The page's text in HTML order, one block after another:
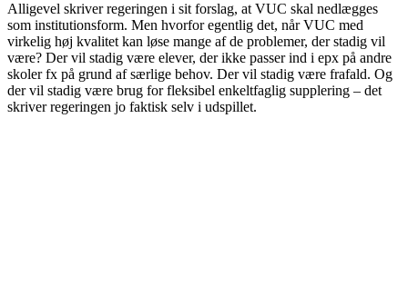
Alligevel skriver regeringen i sit forslag, at VUC skal nedlægges
som institutionsform. Men hvorfor egentlig det, når VUC med
virkelig høj kvalitet kan løse mange af de problemer, der stadig vil
være? Der vil stadig være elever, der ikke passer ind i epx på andre
skoler fx på grund af særlige behov. Der vil stadig være frafald. Og
der vil stadig være brug for fleksibel enkeltfaglig supplering – det
skriver regeringen jo faktisk selv i udspillet.